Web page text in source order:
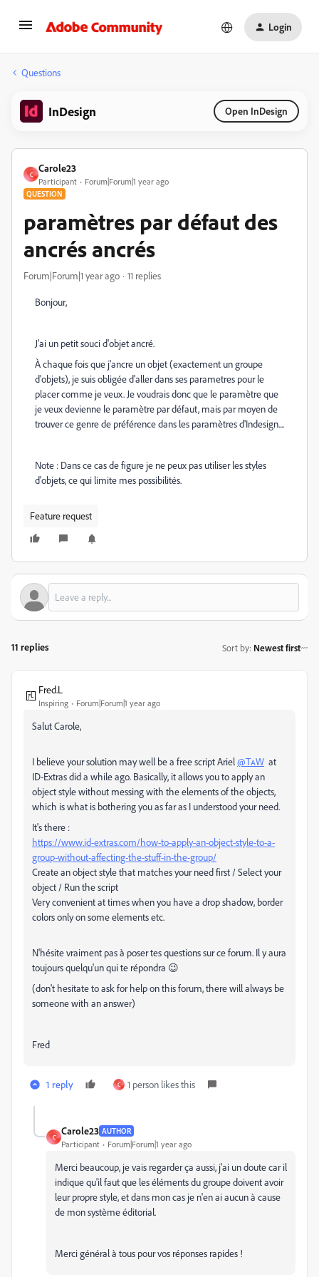
Login
Questions
InDesign Open InDesign
C
Carole23
Participant Forum|Forum|1 year ago
QUESTION
paramètres par défaut des
ancrés ancrés
Forum|Forum|1 year ago 11 replies
Bonjour,
J'ai un petit souci d'objet ancré.
À chaque fois que j'ancre un objet (exactement un groupe
d'objets), je suis obligée d'aller dans ses parametres pour le
placer comme je veux. Je voudrais donc que le paramètre que
je veux devienne le paramètre par défaut, mais par moyen de
trouver ce genre de préférence dans les paramètres d'Indesign....
Note : Dans ce cas de figure je ne peux pas utiliser les styles
d'objets, ce qui limite mes possibilités.
Feature request
11 replies Sort by: Newest first
Fred.L
Inspiring Forum|Forum|1 year ago
Salut Carole,
I believe your solution may well be a free script Ariel@TᴀW at
ID-Extras did a while ago. Basically, it allows you to apply an
object style without messing with the elements of the objects,
which is what is bothering you as far as I understood your need.
It's there :
https://www.id-extras.com/how-to-apply-an-object-style-to-a-
group-without-affecting-the-stuff-in-the-group/
Create an object style that matches your need first / Select your
object / Run the script
Very convenient at times when you have a drop shadow, border
colors only on some elements etc.
N'hésite vraiment pas à poser tes questions sur ce forum. Il y aura
toujours quelqu'un qui te répondra 😉
(don't hesitate to ask for help on this forum, there will always be
someone with an answer)
Fred
1 reply C 1 person likes this
C
Carole23 AUTHOR
Participant Forum|Forum|1 year ago
Merci beaucoup, je vais regarder ça aussi, j'ai un doute car il
indique qu'il faut que les éléments du groupe doivent avoir
leur propre style, et dans mon cas je n'en ai aucun à cause
de mon système éditorial.
Merci général à tous pour vos réponses rapides !